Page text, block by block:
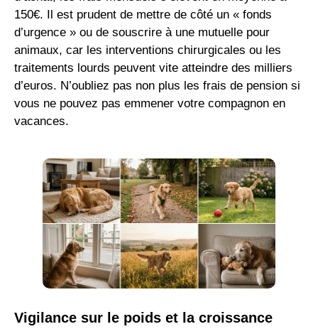
150€. Il est prudent de mettre de côté un « fonds
d’urgence » ou de souscrire à une mutuelle pour
animaux, car les interventions chirurgicales ou les
traitements lourds peuvent vite atteindre des milliers
d’euros. N’oubliez pas non plus les frais de pension si
vous ne pouvez pas emmener votre compagnon en
vacances.
Vigilance sur le poids et la croissance